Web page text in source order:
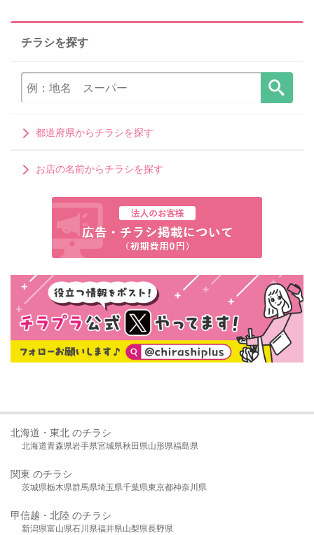
チラシを探す
都道府県からチラシを探す
お店の名前からチラシを探す
北海道・東北 のチラシ
北海道青森県岩手県宮城県秋田県山形県福島県
関東 のチラシ
茨城県栃木県群馬県埼玉県千葉県東京都神奈川県
甲信越・北陸 のチラシ
新潟県富山県石川県福井県山梨県長野県